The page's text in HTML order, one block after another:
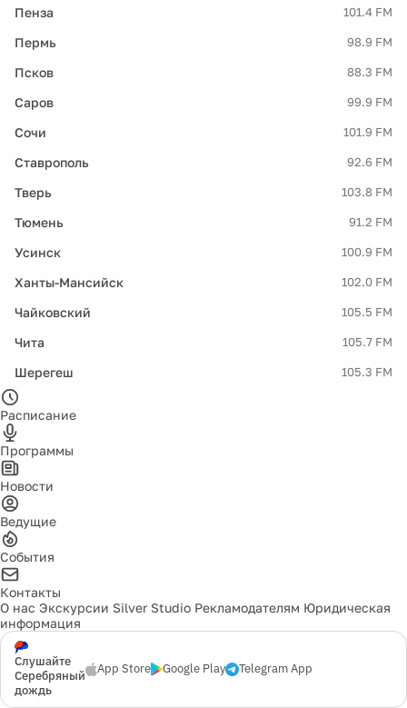
Пенза 101.4 FM
Пермь 98.9 FM
Псков 88.3 FM
Саров 99.9 FM
Сочи 101.9 FM
Ставрополь 92.6 FM
Тверь 103.8 FM
Тюмень 91.2 FM
Усинск 100.9 FM
Ханты-Мансийск 102.0 FM
Чайковский 105.5 FM
Чита 105.7 FM
Шерегеш 105.3 FM
Расписание
Программы
Новости
Ведущие
События
Контакты
О нас Экскурсии Silver Studio Рекламодателям Юридическая
информация
Слушайте
Серебряный
дождь
App Store Google Play Telegram App